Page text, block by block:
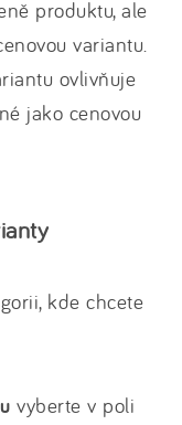
produktu, ale
variantu.
ovlivňuje
jako cenovou
kde chcete
vyberte v poli